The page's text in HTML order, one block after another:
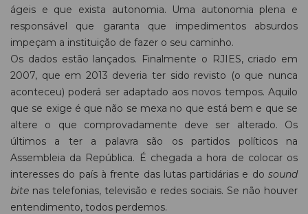
ágeis e que exista autonomia. Uma autonomia plena e
responsável que garanta que impedimentos absurdos
impeçam a instituição de fazer o seu caminho.
Os dados estão lançados. Finalmente o RJIES, criado em
2007, que em 2013 deveria ter sido revisto (o que nunca
aconteceu) poderá ser adaptado aos novos tempos. Aquilo
que se exige é que não se mexa no que está bem e que se
altere o que comprovadamente deve ser alterado. Os
últimos a ter a palavra são os partidos políticos na
Assembleia da República. É chegada a hora de colocar os
interesses do país à frente das lutas partidárias e do sound
bite nas telefonias, televisão e redes sociais. Se não houver
entendimento, todos perdemos.